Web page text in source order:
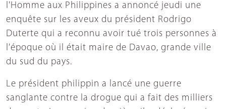
l'Homme aux Philippines a annoncé jeudi une
enquête sur les aveux du président Rodrigo
Duterte qui a reconnu avoir tué trois personnes à
l'époque où il était maire de Davao, grande ville
du sud du pays.
Le président philippin a lancé une guerre
sanglante contre la drogue qui a fait des milliers